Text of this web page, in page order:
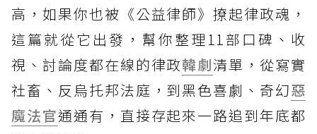
高，如果你也被《公益律師》撩起律政魂，
這篇就從它出發，幫你整理11部口碑、收
視、討論度都在線的律政韓劇清單，從寫實
社畜、反烏托邦法庭，到黑色喜劇、奇幻惡
魔法官通通有，直接存起來一路追到年底都